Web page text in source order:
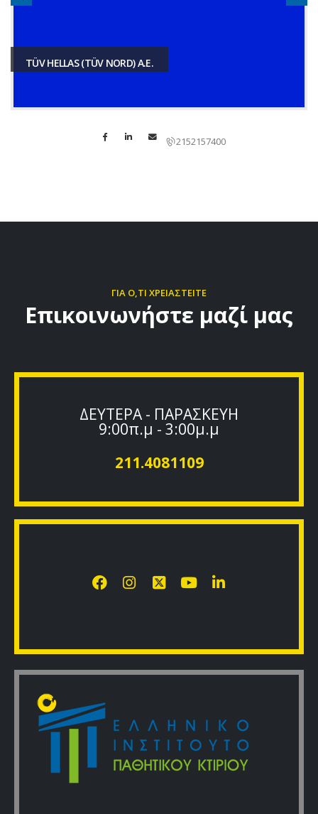
TÜV HELLAS (TÜV NORD) A.E.
2152157400
ΓΙΑ Ο,ΤΙ ΧΡΕΙΑΣΤΕΙΤΕ
Επικοινωνήστε μαζί μας
ΔΕΥΤΕΡΑ - ΠΑΡΑΣΚΕΥΗ
9:00π.μ - 3:00μ.μ
211.4081109